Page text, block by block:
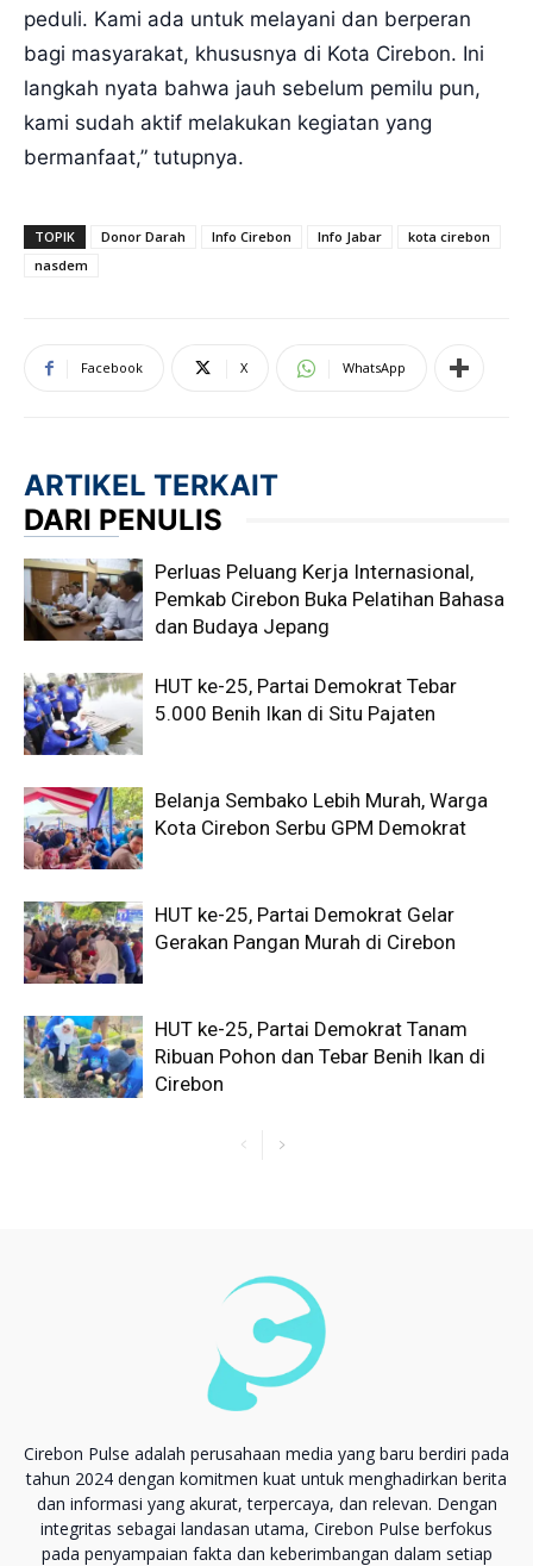
peduli. Kami ada untuk melayani dan berperan
bagi masyarakat, khususnya di Kota Cirebon. Ini
langkah nyata bahwa jauh sebelum pemilu pun,
kami sudah aktif melakukan kegiatan yang
bermanfaat,” tutupnya.
TOPIK Donor Darah Info Cirebon Info Jabar
kota cirebon
nasdem
Facebook X WhatsApp
ARTIKEL TERKAIT
DARI PENULIS
Perluas Peluang Kerja Internasional,
Pemkab Cirebon Buka Pelatihan Bahasa
dan Budaya Jepang
HUT ke-25, Partai Demokrat Tebar
5.000 Benih Ikan di Situ Pajaten
Belanja Sembako Lebih Murah, Warga
Kota Cirebon Serbu GPM Demokrat
HUT ke-25, Partai Demokrat Gelar
Gerakan Pangan Murah di Cirebon
HUT ke-25, Partai Demokrat Tanam
Ribuan Pohon dan Tebar Benih Ikan di
Cirebon
Cirebon Pulse adalah perusahaan media yang baru berdiri pada
tahun 2024 dengan komitmen kuat untuk menghadirkan berita
dan informasi yang akurat, terpercaya, dan relevan. Dengan
integritas sebagai landasan utama, Cirebon Pulse berfokus
pada penyampaian fakta dan keberimbangan dalam setiap